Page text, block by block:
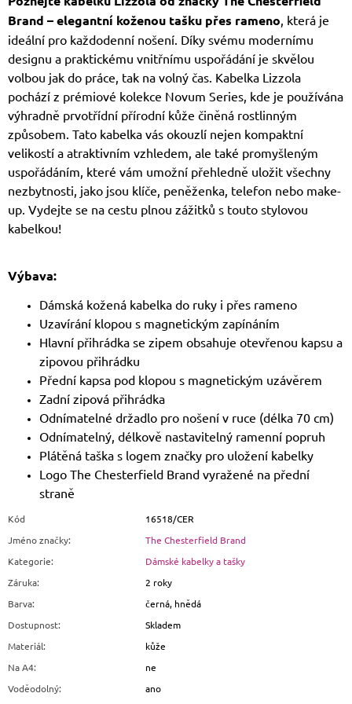
Brand – elegantní koženou tašku přes rameno, která je
ideální pro každodenní nošení. Díky svému modernímu
designu a praktickému vnitřnímu uspořádání je skvělou
volbou jak do práce, tak na volný čas. Kabelka Lizzola
pochází z prémiové kolekce Novum Series, kde je používána
výhradně prvotřídní přírodní kůže činěná rostlinným
způsobem. Tato kabelka vás okouzlí nejen kompaktní
velikostí a atraktivním vzhledem, ale také promyšleným
uspořádáním, které vám umožní přehledně uložit všechny
nezbytnosti, jako jsou klíče, peněženka, telefon nebo make-
up. Vydejte se na cestu plnou zážitků s touto stylovou
kabelkou!
Výbava:
Dámská kožená kabelka do ruky i přes rameno
Uzavírání klopou s magnetickým zapínáním
Hlavní přihrádka se zipem obsahuje otevřenou kapsu a
zipovou přihrádku
Přední kapsa pod klopou s magnetickým uzávěrem
Zadní zipová přihrádka
Odnímatelné držadlo pro nošení v ruce (délka 70 cm)
Odnímatelný, délkově nastavitelný ramenní popruh
Plátěná taška s logem značky pro uložení kabelky
Logo The Chesterfield Brand vyražené na přední
straně
Kód
16518/CER
Jméno značky:
The Chesterfield Brand
Kategorie:
Dámské kabelky a tašky
Záruka:
2 roky
Barva:
černá, hnědá
Dostupnost:
Skladem
Materiál:
kůže
Na A4:
ne
Voděodolný: ano